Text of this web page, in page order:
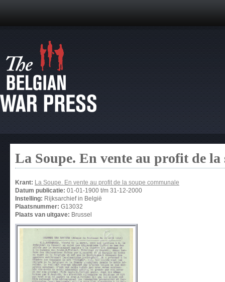
La Soupe. En vente au profit de la
Krant: La Soupe. En vente au profit de la soupe communale
Datum publicatie: 01-01-1900 t/m 31-12-2000
Instelling: Rijksarchief in België
Plaatsnummer: G13032
Plaats van uitgave: Brussel